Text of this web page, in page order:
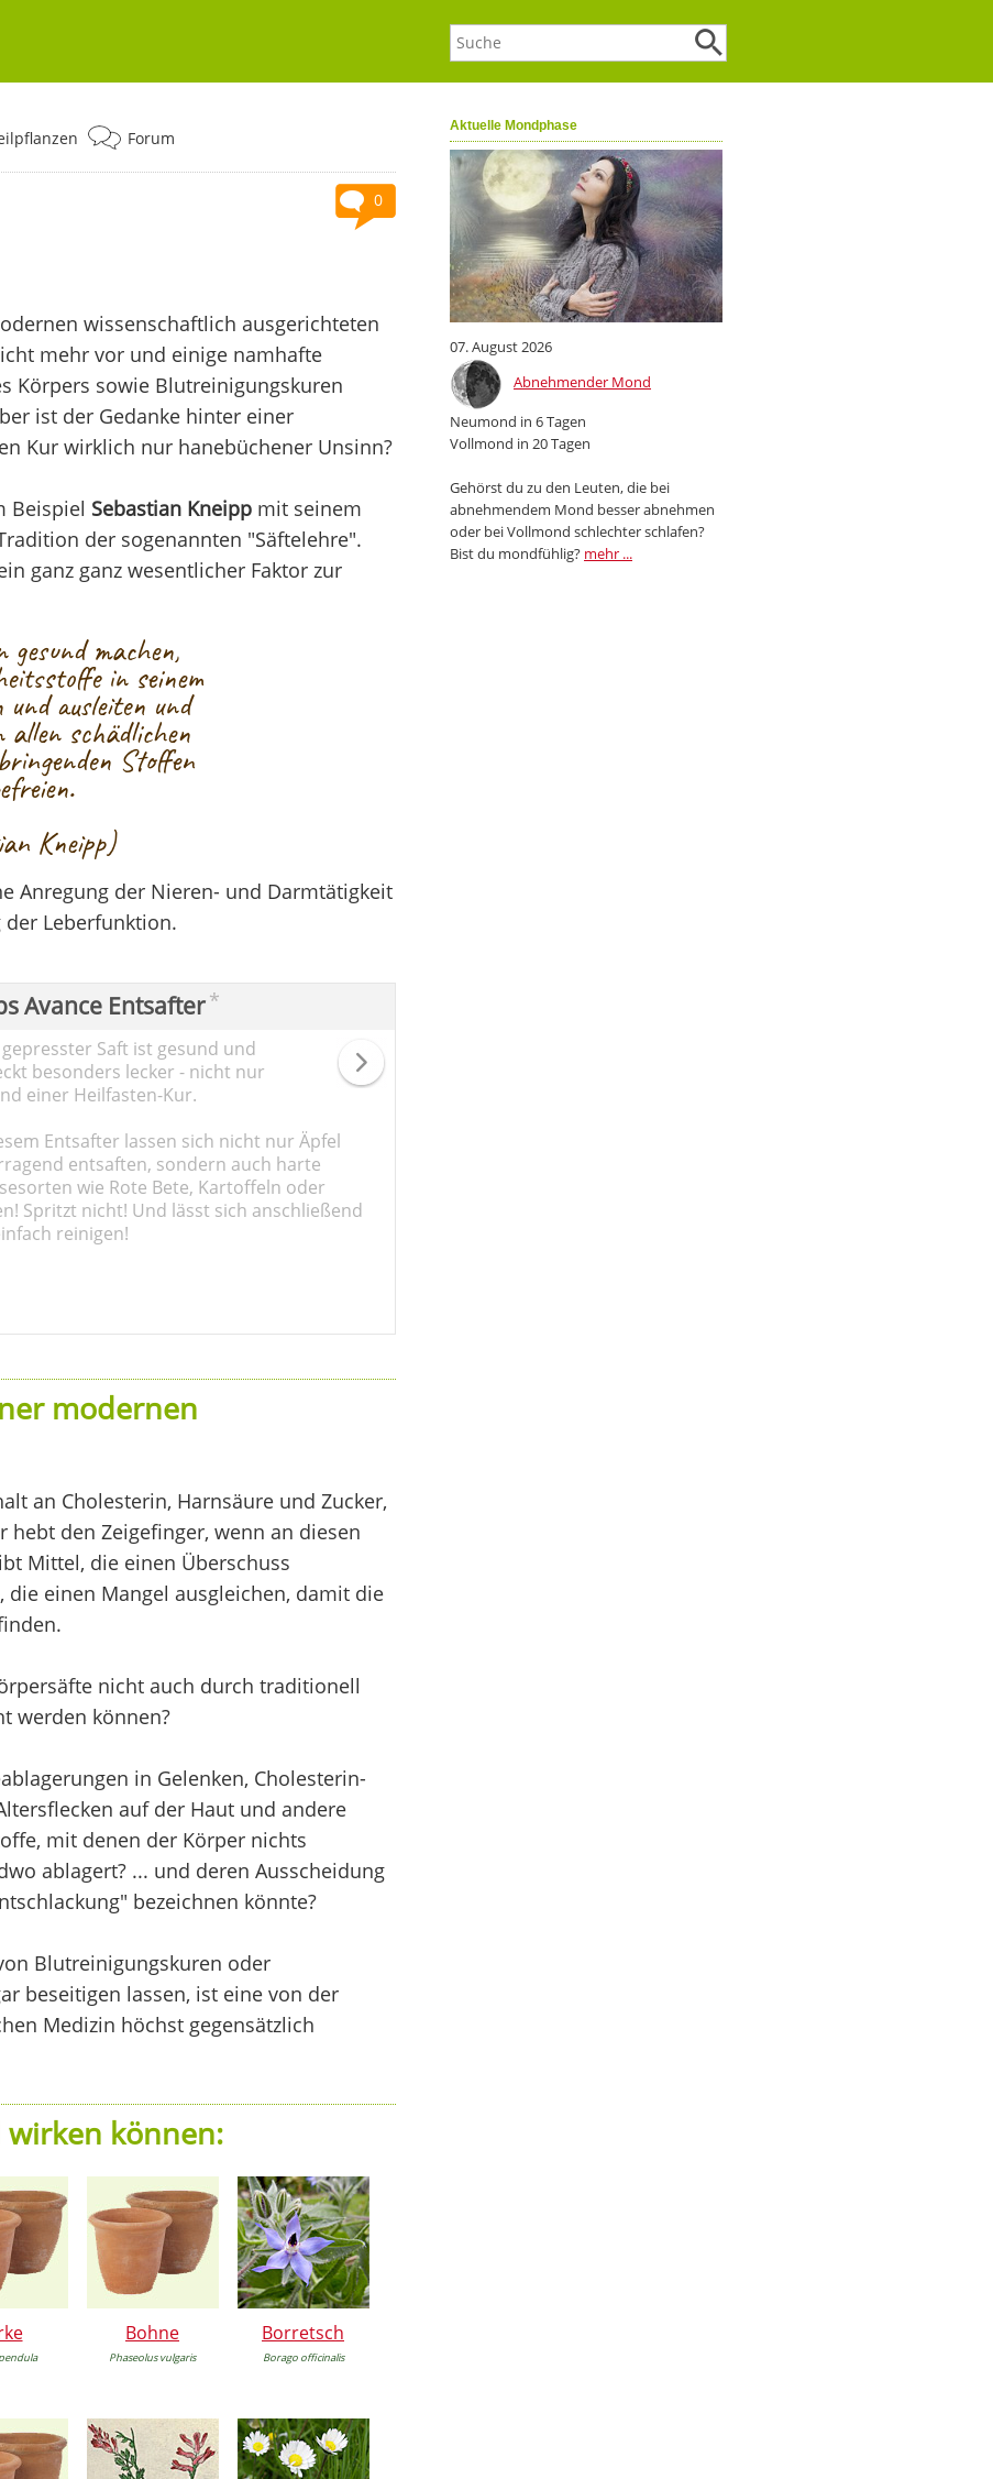
Aktuelle Mondphase
07. August 2026
Abnehmender Mond
Neumond in 6 Tagen
Vollmond in 20 Tagen
Gehörst du zu den Leuten, die bei
abnehmendem Mond besser abnehmen
oder bei Vollmond schlechter schlafen?
Bist du mondfühlig? mehr ...
Forum
0
wissenschaftlich ausgerichteten
mehr vor und einige namhafte
Körpers sowie Blutreinigungskuren
ist der Gedanke hinter einer
Kur wirklich nur hanebüchener Unsinn?
Beispiel Sebastian Kneippmit seinem
der sogenannten "Säftelehre".
ganz ganz wesentlicher Faktor zur
machen,
in seinem
ausleiten und
allen schädlichen
Stoffen
Kneipp)
Anregung der Nieren- und Darmtätigkeit
Leberfunktion.
Avance Entsafter*
Saft ist gesund und
besonders lecker - nicht nur
einer Heilfasten-Kur.
Entsafter lassen sich nicht nur Äpfel
entsaften, sondern auch harte
wie Rote Bete, Kartoffeln oder
Spritzt nicht! Und lässt sich anschließend
reinigen!
modernen
an Cholesterin, Harnsäure und Zucker,
den Zeigefinger, wenn an diesen
Mittel, die einen Überschuss
einen Mangel ausgleichen, damit die
nicht auch durch traditionell
werden können?
in Gelenken, Cholesterin-
auf der Haut und andere
mit denen der Körper nichts
ablagert? ... und deren Ausscheidung
bezeichnen könnte?
Blutreinigungskuren oder
beseitigen lassen, ist eine von der
Medizin höchst gegensätzlich
können:
Bohne
Phaseolus vulgaris
Borretsch
Borago officinalis